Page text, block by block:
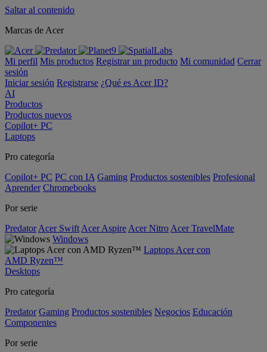
Saltar al contenido
Marcas de Acer
Mi perfil Mis productos Registrar un producto Mi comunidad Cerrar
sesión
Iniciar sesión Registrarse ¿Qué es Acer ID?
AI
Productos
Productos nuevos
Copilot+ PC
Laptops
Pro categoría
Copilot+ PC PC con IA Gaming Productos sostenibles Profesional
Aprender Chromebooks
Por serie
Predator Acer Swift Acer Aspire Acer Nitro Acer TravelMate
Windows
Laptops Acer con
AMD Ryzen™
Desktops
Pro categoría
Predator Gaming Productos sostenibles Negocios Educación
Componentes
Por serie